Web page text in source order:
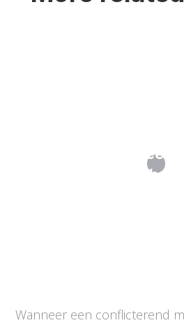
Oppositie tegen een
en hoe?
Wanneer een conflicterend